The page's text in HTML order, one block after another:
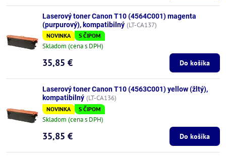
Laserový toner Canon T10 (4564C001) magenta
(purpurový), kompatibilný (LT-CA137)
NOVINKA S ČIPOM
Skladom (cena s DPH)
35,85 € Do košíka
Laserový toner Canon T10 (4563C001) yellow (žltý),
kompatibilný (LT-CA136)
NOVINKA S ČIPOM
Skladom (cena s DPH)
35,85 € Do košíka